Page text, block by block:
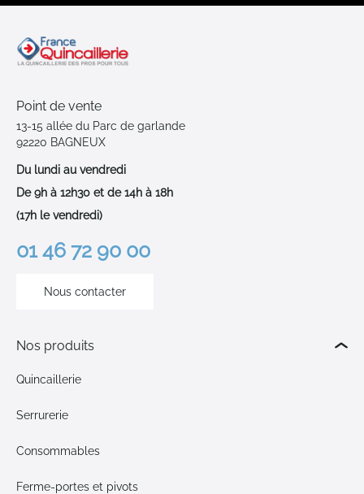
Point de vente
13-15 allée du Parc de garlande
92220 BAGNEUX
Du lundi au vendredi
De 9h à 12h30 et de 14h à 18h
(17h le vendredi)
01 46 72 90 00
Nous contacter
Nos produits
Quincaillerie
Serrurerie
Consommables
Ferme-portes et pivots